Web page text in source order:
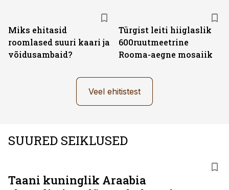
Miks ehitasid
roomlased suuri kaari ja
võidusambaid?
Türgist leiti hiiglaslik
600ruutmeetrine
Rooma-aegne mosaiik
Veel ehitistest
SUURED SEIKLUSED
Taani kuninglik Araabia